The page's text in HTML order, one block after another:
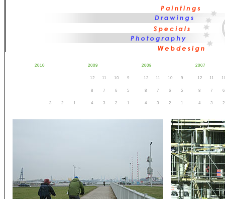
2010
3 2 1
2009
12 11 10 9
8 7 6 5
4 3 2 1
2008
12 11 10 9
8 7 6 5
4 3 2 1
2007
12 11
8 7 6
4 3 2